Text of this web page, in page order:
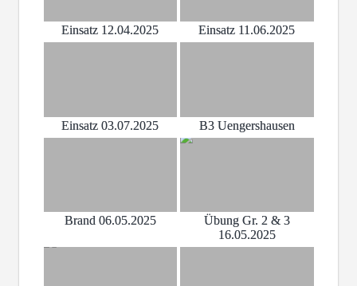
Einsatz 12.04.2025 Einsatz 11.06.2025
Einsatz 03.07.2025 B3 Uengershausen
Brand 06.05.2025
Übung Gr. 2 & 3
16.05.2025